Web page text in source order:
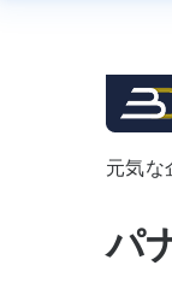
元気な
パ